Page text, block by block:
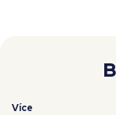
Více